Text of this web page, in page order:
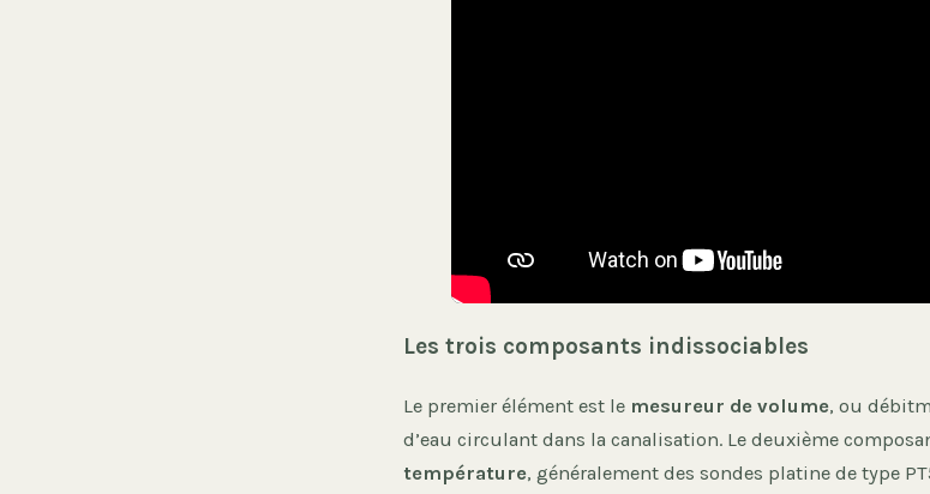
Les trois composants indissociables
Le premier élément est le mesureur de volume, ou
d’eau circulant dans la canalisation. Le deuxième
température, généralement des sondes platine de type